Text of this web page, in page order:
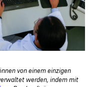
von einem einzigen
werden, indem mit